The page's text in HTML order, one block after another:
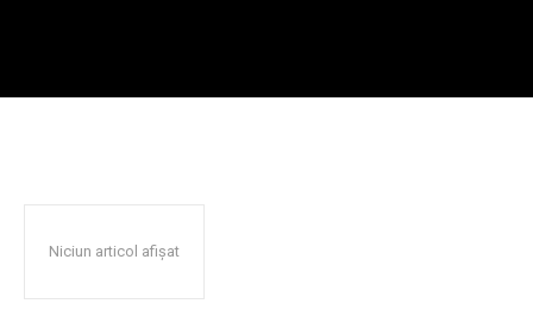
Niciun articol afișat